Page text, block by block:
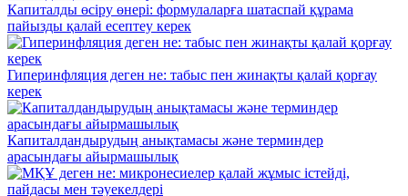
Капиталды өсіру өнері: формулаларға шатаспай құрама
пайызды қалай есептеу керек
Гиперинфляция деген не: табыс пен жинақты қалай қорғау
керек
Капиталдандырудың анықтамасы және терминдер
арасындағы айырмашылық